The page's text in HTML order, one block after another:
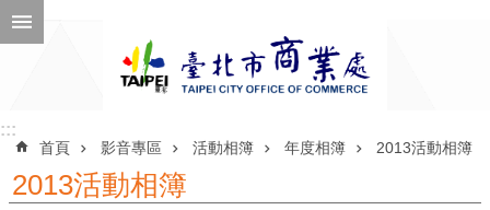
跳到主要內容區塊
::::::
首頁 影音專區 活動相簿 年度相簿 2013活動相簿
2013活動相簿